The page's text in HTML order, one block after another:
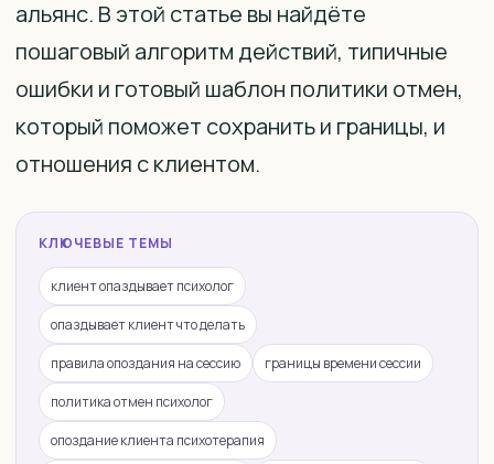
альянс. В этой статье вы найдёте
пошаговый алгоритм действий, типичные
ошибки и готовый шаблон политики отмен,
который поможет сохранить и границы, и
отношения с клиентом.
КЛЮЧЕВЫЕ ТЕМЫ
клиент опаздывает психолог
опаздывает клиент что делать
правила опоздания на сессию границы времени сессии
политика отмен психолог
опоздание клиента психотерапия